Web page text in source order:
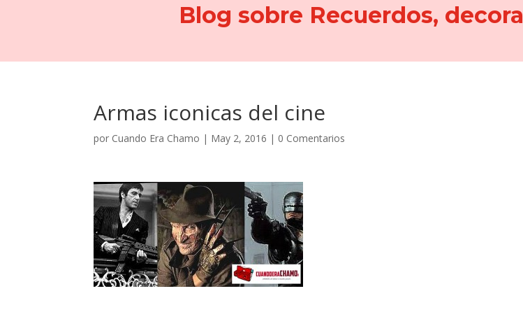
Blog sobre Recuerdos,
Armas iconicas del cine
por Cuando Era Chamo | May 2, 2016 | 0 Comentarios